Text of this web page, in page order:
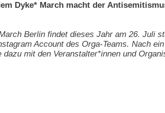
Dyke* March macht der
Berlin findet dieses Jahr am 26. Juli
Account des Orga-Teams. Nach
dazu mit den Veranstalter*innen und